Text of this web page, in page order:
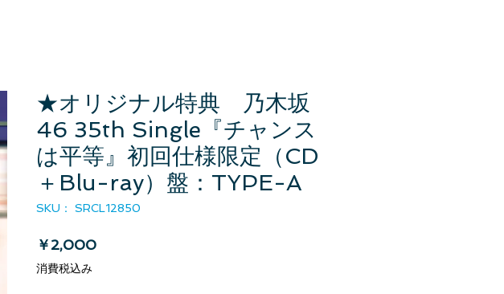
★オリジナル特典 乃木坂
46 35th Single『チャンス
は平等』初回仕様限定（CD
＋Blu-ray）盤：TYPE-A
SKU： SRCL12850
￥2,000価格
消費税込み